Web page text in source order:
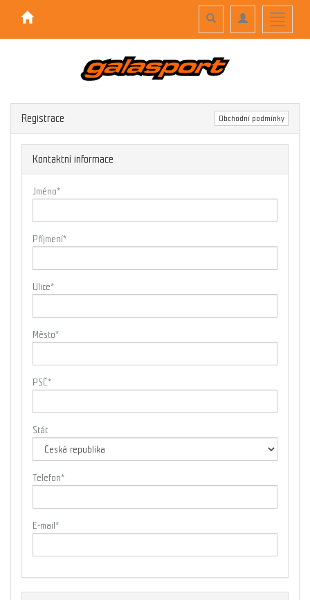
Toggle
Toggle
navigation
Toggle
search
Registrace Obchodní podmínky
Kontaktní informace
Jméno*
Příjmení*
Ulice*
Město*
PSČ*
Stát
Telefon*
E-mail *